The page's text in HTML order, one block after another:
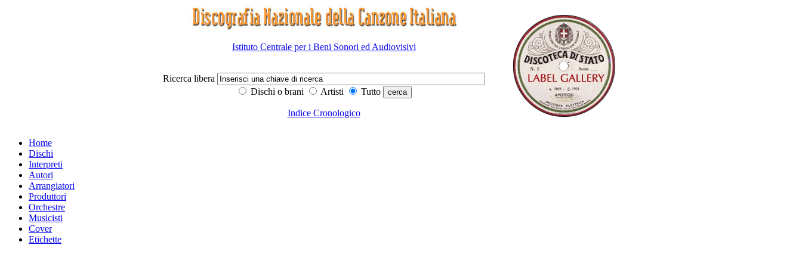
Istituto Centrale per i Beni Sonori ed Audiovisivi
Ricerca libera
Dischi o brani
Artisti Tutto
Indice Cronologico
Home
Dischi
Interpreti
Autori
Arrangiatori
Produttori
Orchestre
Musicisti
Cover
Etichette